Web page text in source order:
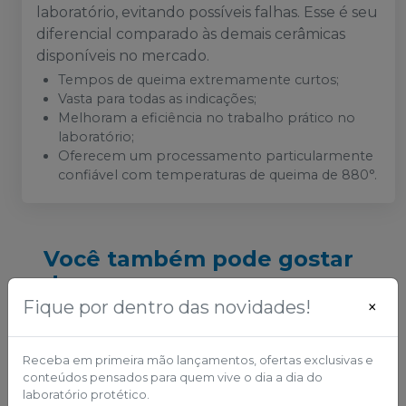
laboratório, evitando possíveis falhas. Esse é seu
diferencial comparado às demais cerâmicas
disponíveis no mercado.
Tempos de queima extremamente curtos;
Vasta para todas as indicações;
Melhoram a eficiência no trabalho prático no
laboratório;
Oferecem um processamento particularmente
confiável com temperaturas de queima de 880°.
Você também pode gostar
desses
Fique por dentro das novidades! ×
Receba em primeira mão lançamentos, ofertas exclusivas e
conteúdos pensados para quem vive o dia a dia do
laboratório protético.